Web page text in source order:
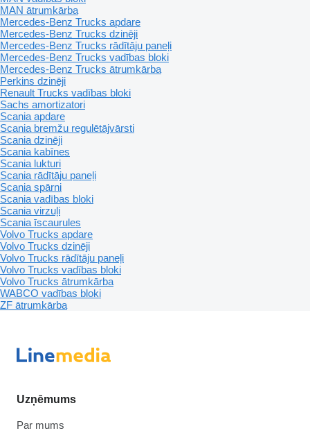
MAN ātrumkārba
Mercedes-Benz Trucks apdare
Mercedes-Benz Trucks dzinēji
Mercedes-Benz Trucks rādītāju paneļi
Mercedes-Benz Trucks vadības bloki
Mercedes-Benz Trucks ātrumkārba
Perkins dzinēji
Renault Trucks vadības bloki
Sachs amortizatori
Scania apdare
Scania bremžu regulētājvārsti
Scania dzinēji
Scania kabīnes
Scania lukturi
Scania rādītāju paneļi
Scania spārni
Scania vadības bloki
Scania virzuļi
Scania īscaurules
Volvo Trucks apdare
Volvo Trucks dzinēji
Volvo Trucks rādītāju paneļi
Volvo Trucks vadības bloki
Volvo Trucks ātrumkārba
WABCO vadības bloki
ZF ātrumkārba
Uzņēmums
Par mums